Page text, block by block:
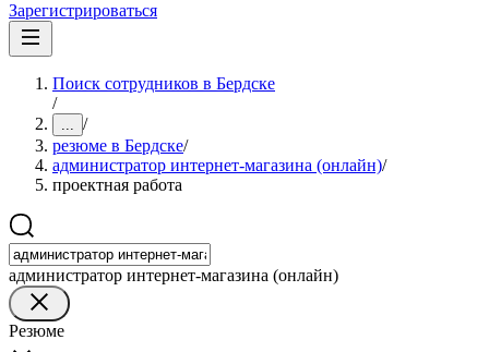
Зарегистрироваться
Поиск сотрудников в Бердске
/
... /
резюме в Бердске/
администратор интернет-магазина (онлайн)/
проектная работа
администратор интернет-магазина (онлайн)
Резюме